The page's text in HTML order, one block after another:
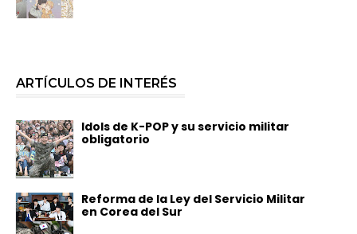
ARTÍCULOS DE INTERÉS
Idols de K-POP y su servicio militar
obligatorio
Reforma de la Ley del Servicio Militar
en Corea del Sur